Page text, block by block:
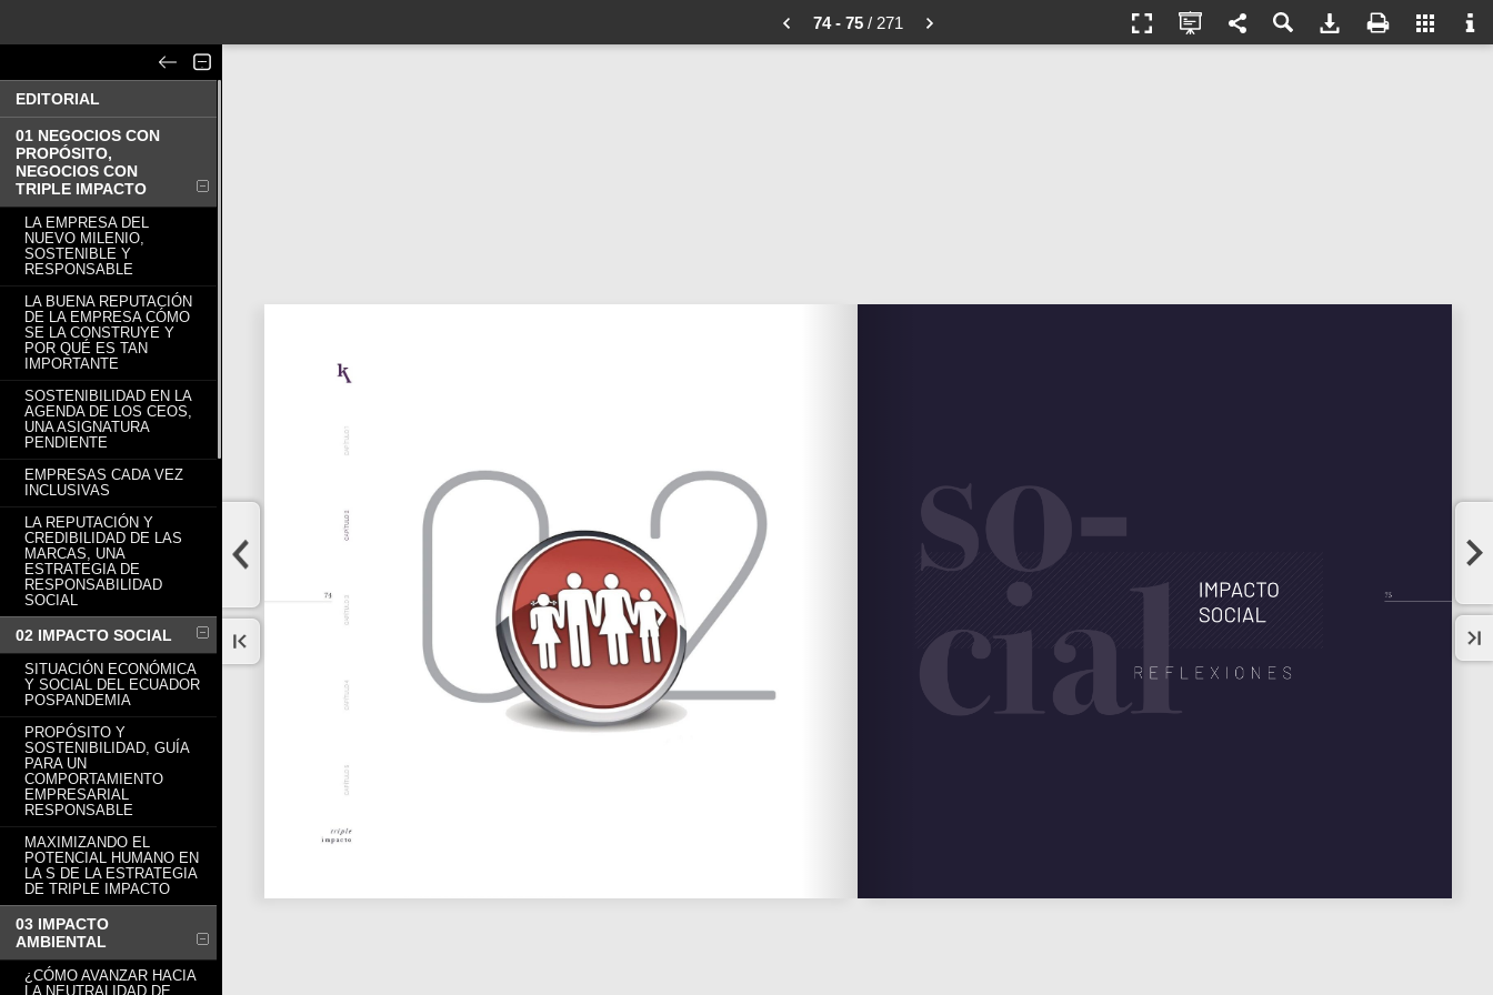
74 - 75/ 271
EDITORIAL
01 NEGOCIOS CON
PROPÓSITO,
NEGOCIOS CON
TRIPLE IMPACTO
LA EMPRESA DEL
NUEVO MILENIO,
SOSTENIBLE Y
RESPONSABLE
LA BUENA REPUTACIÓN
DE LA EMPRESA CÓMO
SE LA CONSTRUYE Y
POR QUÉ ES TAN
IMPORTANTE
SOSTENIBILIDAD EN LA
AGENDA DE LOS CEOS,
UNA ASIGNATURA
PENDIENTE
EMPRESAS CADA VEZ
INCLUSIVAS
LA REPUTACIÓN Y
CREDIBILIDAD DE LAS
MARCAS, UNA
ESTRATEGIA DE
RESPONSABILIDAD
SOCIAL
02 IMPACTO SOCIAL
SITUACIÓN ECONÓMICA
Y SOCIAL DEL ECUADOR
POSPANDEMIA
PROPÓSITO Y
SOSTENIBILIDAD, GUÍA
PARA UN
COMPORTAMIENTO
EMPRESARIAL
RESPONSABLE
MAXIMIZANDO EL
POTENCIAL HUMANO EN
LA S DE LA ESTRATEGIA
DE TRIPLE IMPACTO
03 IMPACTO
AMBIENTAL
¿CÓMO AVANZAR HACIA
LA NEUTRALIDAD DE